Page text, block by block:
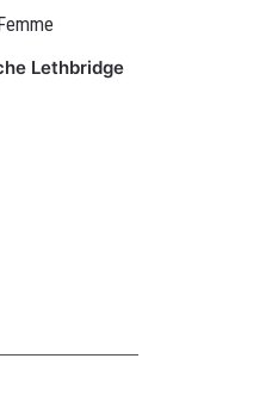
Lethbridge